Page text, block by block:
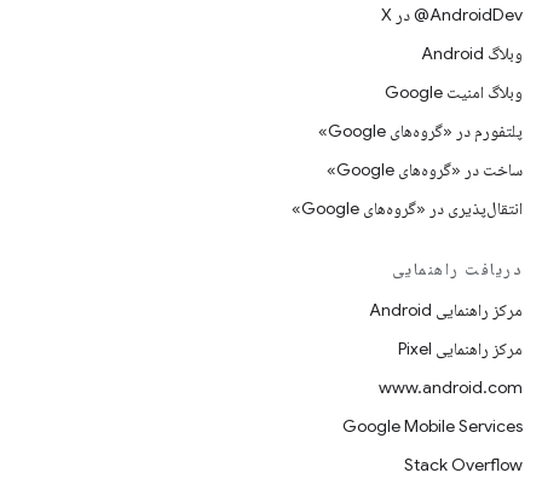
‫‎@AndroidDev در X
وبلاگ Android
وبلاگ امنیت Google
پلتفورم در «گروه‌های Google»
ساخت در «گروه‌های Google»
انتقال‌پذیری در «گروه‌های Google»
دریافت راهنمایی
مرکز راهنمایی Android
مرکز راهنمایی Pixel
www.android.com
Google Mobile Services
Stack Overflow